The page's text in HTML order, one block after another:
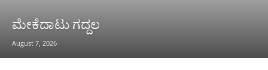
ಮೇಕೆದಾಟು ಗದ್ದಲ
August 7, 2026